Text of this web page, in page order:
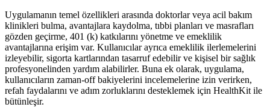
Uygulamanın temel özellikleri arasında doktorlar veya acil bakım
klinikleri bulma, avantajlara kaydolma, tıbbi planları ve masrafları
gözden geçirme, 401 (k) katkılarını yönetme ve emeklilik
avantajlarına erişim var. Kullanıcılar ayrıca emeklilik ilerlemelerini
izleyebilir, sigorta kartlarından tasarruf edebilir ve kişisel bir sağlık
profesyonelinden yardım alabilirler. Buna ek olarak, uygulama,
kullanıcıların zaman-off bakiyelerini incelemelerine izin verirken,
refah faydalarını ve adım zorluklarını desteklemek için HealthKit ile
bütünleşir.